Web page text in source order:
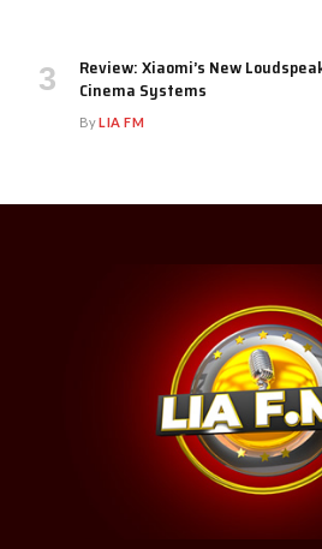
Review: Xiaomi’s New
Cinema Systems
ByLIA FM